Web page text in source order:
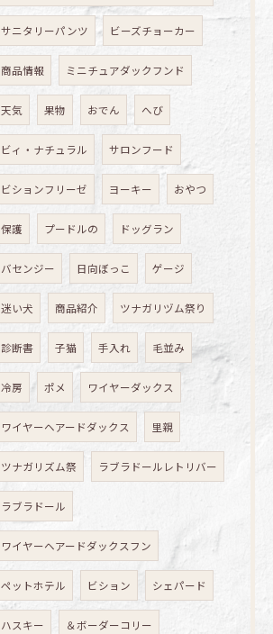
サニタリーパンツ ビーズチョーカー
商品情報 ミニチュアダックフンド
天気 果物 おでん へび
ビィ・ナチュラル サロンフード
ビションフリーゼ ヨーキー おやつ
保護 プードルの ドッグラン
バセンジー 日向ぼっこ ゲージ
迷い犬 商品紹介 ツナガリヅム祭り
診断書 子猫 手入れ 毛並み
冷房 ポメ ワイヤーダックス
ワイヤーヘアードダックス 里親
ツナガリズム祭 ラブラドールレトリバー
ラブラドール
ワイヤーヘアードダックスフン
ペットホテル ビション シェパード
ハスキー ＆ボーダーコリー